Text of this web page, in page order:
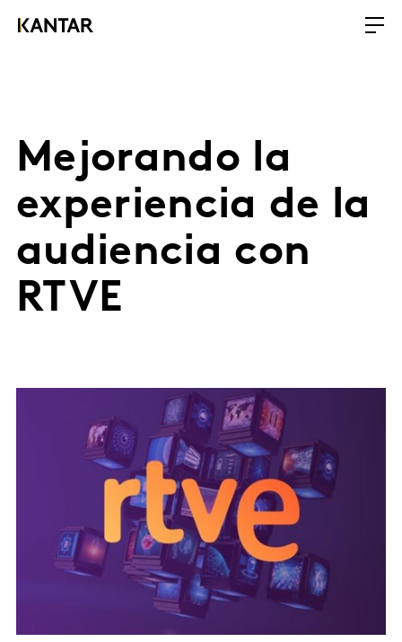
Mejorando la
experiencia de la
audiencia con
RTVE